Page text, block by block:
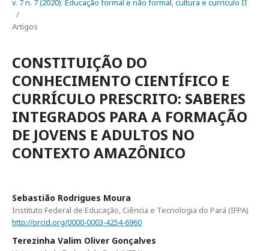
v. 7 n. 7 (2020): Educação formal e não formal, cultura e currículo II
/
Artigos
CONSTITUIÇÃO DO
CONHECIMENTO CIENTÍFICO E
CURRÍCULO PRESCRITO: SABERES
INTEGRADOS PARA A FORMAÇÃO
DE JOVENS E ADULTOS NO
CONTEXTO AMAZÔNICO
Sebastião Rodrigues Moura
Instituto Federal de Educação, Ciência e Tecnologia do Pará (IFPA)
http://orcid.org/0000-0003-4254-6960
Terezinha Valim Oliver Gonçalves